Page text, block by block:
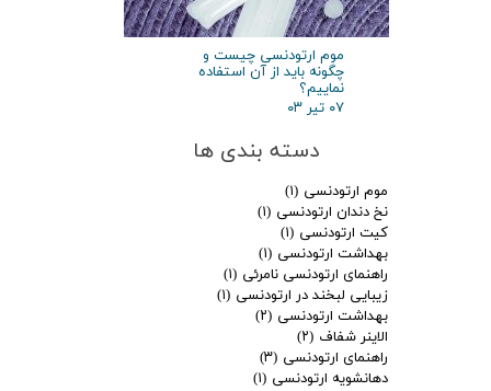
موم ارتودنسی چیست و
چگونه باید از آن استفاده
نماییم؟
۰۷ تیر ۰۳
دسته بندی ها
موم ارتودنسی (۱)
نخ دندان ارتودنسی (۱)
کیت ارتودنسی (۱)
بهداشت ارتودنسی (۱)
راهنمای ارتودنسی نامرئی (۱)
زیبایی لبخند در ارتودنسی (۱)
بهداشت ارتودنسی (۲)
الاینر شفاف (۲)
راهنمای ارتودنسی (۳)
دهانشویه ارتودنسی (۱)